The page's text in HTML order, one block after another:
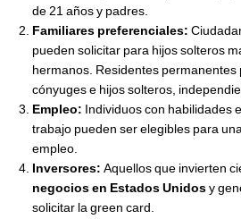
de 21 años y padres.
Familiares preferenciales:
pueden solicitar para hijos solteros
hermanos. Residentes permanentes
cónyuges e hijos solteros,
Empleo: Individuos con habilidades
trabajo pueden ser elegibles para
empleo.
Inversores: Aquellos que invierten
negocios en Estados Unidosy
solicitar la green card.